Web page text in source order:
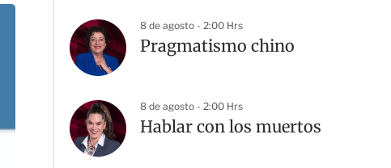
8 de agosto - 2:00 Hrs
Pragmatismo chino
8 de agosto - 2:00 Hrs
Hablar con los muertos